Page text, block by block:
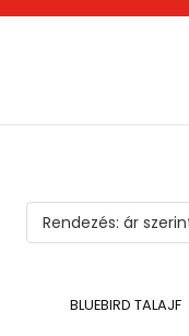
BLUEBIRD TALAJF